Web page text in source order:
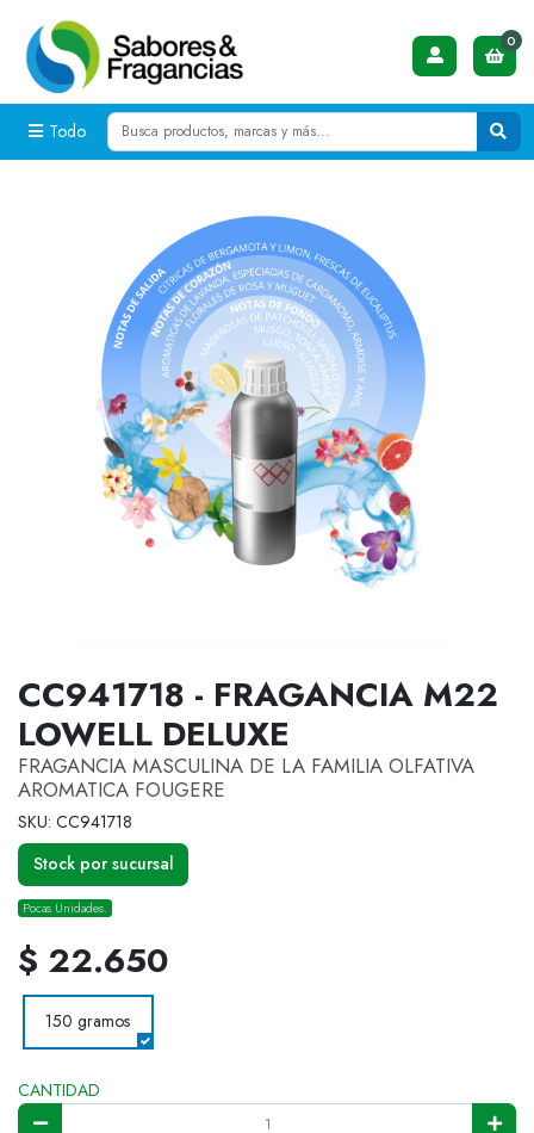
Todo
0
CC941718 - FRAGANCIA M22
LOWELL DELUXE
FRAGANCIA MASCULINA DE LA FAMILIA OLFATIVA
AROMATICA FOUGERE
SKU: CC941718
Stock por sucursal
Pocas Unidades.
$ 22.650
150 gramos
CANTIDAD